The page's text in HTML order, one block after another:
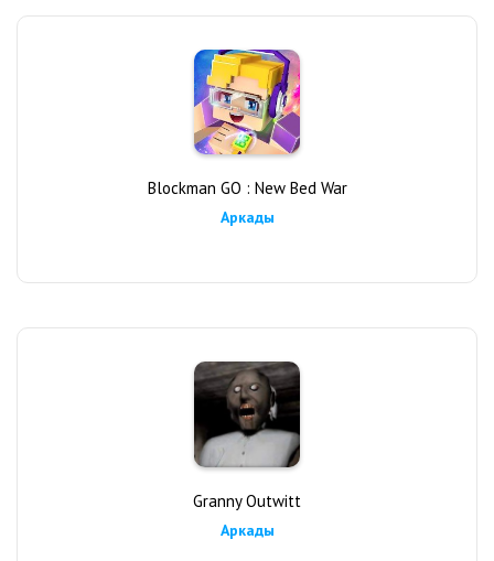
Blockman GO : New Bed War
Аркады
Granny Outwitt
Аркады